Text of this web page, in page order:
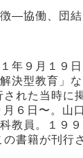
―協働、団結
年９月１９
決型教育」
れた当時に
６日〜。山
教員。１９
書籍が刊行